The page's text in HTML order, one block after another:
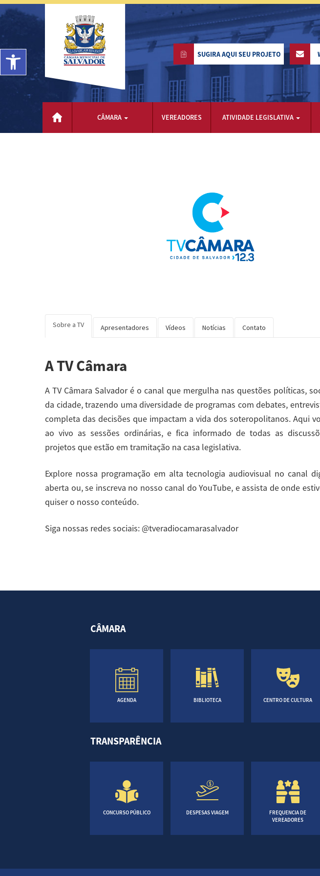
SUGIRA AQUI SEU PROJETO
CÂMARA VEREADORES ATIVIDADE LEGISLATIVA
Sobre a TV Apresentadores Vídeos Notícias Contato
A TV Câmara
A TV Câmara Salvador é o canal que mergulha nas questões políticas,
da cidade, trazendo uma diversidade de programas com debates,
completa das decisões que impactam a vida dos soteropolitanos. Aqui
ao vivo as sessões ordinárias, e fica informado de todas as
projetos que estão em tramitação na casa legislativa.
Explore nossa programação em alta tecnologia audiovisual no canal
aberta ou, se inscreva no nosso canal do YouTube, e assista de onde
quiser o nosso conteúdo.
Siga nossas redes sociais: @tveradiocamarasalvador
CÂMARA
AGENDA BIBLIOTECA CENTRO DE CULTURA
TRANSPARÊNCIA
CONCURSO PÚBLICO DESPESAS VIAGEM
FREQUENCIA DE
VEREADORES
Barra de Ferramentas Aberta